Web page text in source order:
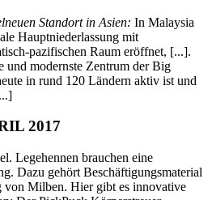
Standort in Asien: In Malaysia
Hauptniederlassung mit
pazifischen Raum eröffnet, [...].
und modernste Zentrum der Big
in rund 120 Ländern aktiv ist und
2017
Legehennen brauchen eine
Dazu gehört Beschäftigungsmaterial
von Milben. Hier gibt es innovative